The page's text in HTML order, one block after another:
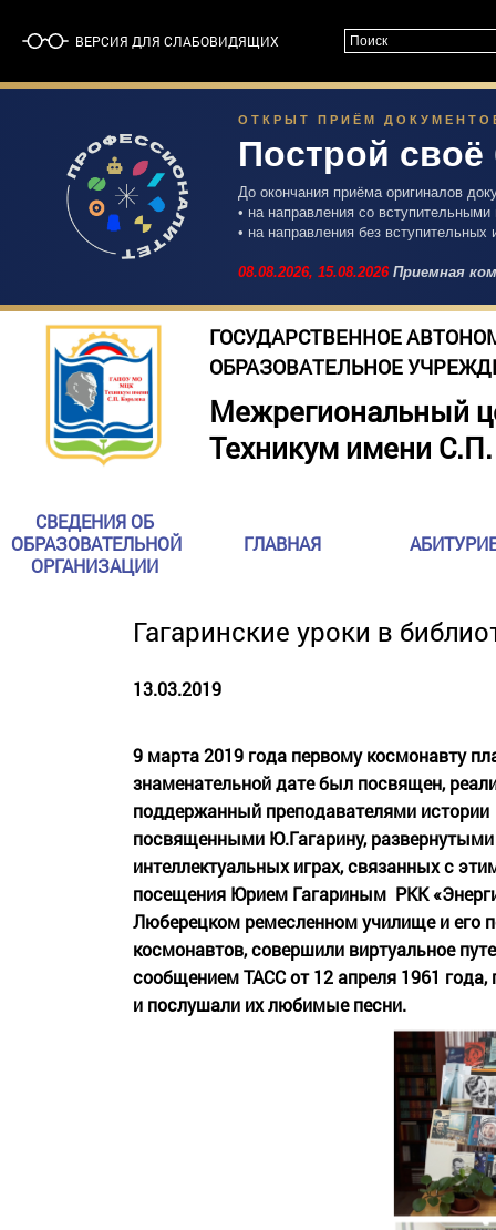
ВЕРСИЯ ДЛЯ СЛАБОВИДЯЩИХ
ОТКРЫТ ПРИЁМ
Построй
До окончания приёма оригиналов
• на направления со
• на направления без
08.08.2026, 15.08.2026Приемная
ГОСУДАРСТВЕННОЕ
ОБРАЗОВАТЕЛЬНОЕ
Межрегиональный
Техникум имени
СВЕДЕНИЯ ОБ
ОБРАЗОВАТЕЛЬНОЙ
ОРГАНИЗАЦИИ
ГЛАВНАЯ
Гагаринские уроки в
13.03.2019
9 марта 2019 года первому космонавту
знаменательной дате был посвящен,
поддержанный преподавателями
посвященными Ю.Гагарину, развернутыми
интеллектуальных играх, связанных с
посещения Юрием Гагариным РКК
Люберецком ремесленном училище и его
космонавтов, совершили виртуальное
сообщением ТАСС от 12 апреля 1961
и послушали их любимые песни.